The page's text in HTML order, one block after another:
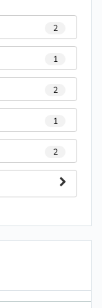
2
1
2
1
2